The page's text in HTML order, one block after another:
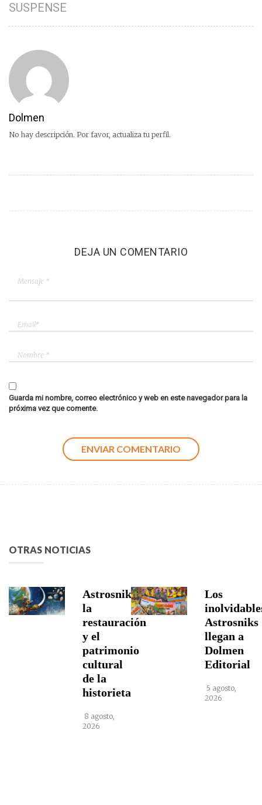
SUSPENSE
Dolmen
No hay descripción. Por favor, actualiza tu perfil.
DEJA UN COMENTARIO
Guarda mi nombre, correo electrónico y web en este navegador para la
próxima vez que comente.
OTRAS NOTICIAS
Astrosniks,
la
restauración
y el
patrimonio
cultural
de la
historieta
8 agosto,
2026
Los
Astrosniks
llegan a
Dolmen
Editorial
5 agosto,
2026